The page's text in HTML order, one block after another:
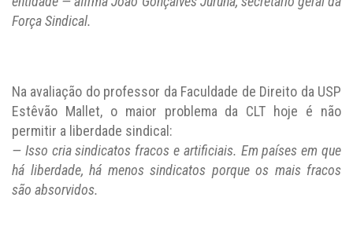
Força Sindical.
Na avaliação do professor da Faculdade de Direito da USP
Estêvão Mallet, o maior problema da CLT hoje é não
permitir a liberdade sindical:
— Isso cria sindicatos fracos e artificiais. Em países em que
há liberdade, há menos sindicatos porque os mais fracos
são absorvidos.